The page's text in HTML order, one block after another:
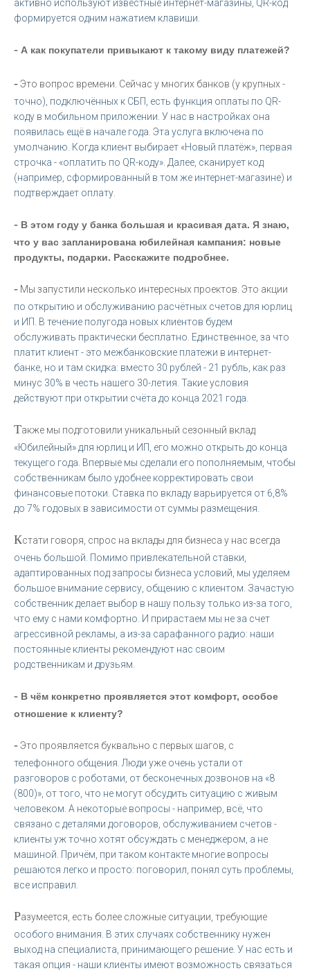
активно используют известные интернет-магазины, QR-код
формируется одним нажатием клавиши.
- А как покупатели привыкают к такому виду платежей?
-Это вопрос времени. Сейчас у многих банков (у крупных -
точно), подключённых к СБП, есть функция оплаты по QR-
коду в мобильном приложении. У нас в настройках она
появилась ещё в начале года. Эта услуга включена по
умолчанию. Когда клиент выбирает «Новый платёж», первая
строчка - «оплатить по QR-коду». Далее, сканирует код
(например, сформированный в том же интернет-магазине) и
подтверждает оплату.
- В этом году у банка большая и красивая дата. Я знаю,
что у вас запланирована юбилейная кампания: новые
продукты, подарки. Расскажите подробнее.
- Мы запустили несколько интересных проектов. Это акции
по открытию и обслуживанию расчётных счетов для юрлиц
и ИП. В течение полугода новых клиентов будем
обслуживать практически бесплатно. Единственное, за что
платит клиент - это межбанковские платежи в интернет-
банке, но и там скидка: вместо 30 рублей - 21 рубль, как раз
минус 30% в честь нашего 30-летия. Такие условия
действуют при открытии счёта до конца 2021 года.
Также мы подготовили уникальный сезонный вклад
«Юбилейный» для юрлиц и ИП, его можно открыть до конца
текущего года. Впервые мы сделали его пополняемым, чтобы
собственникам было удобнее корректировать свои
финансовые потоки. Ставка по вкладу варьируется от 6,8%
до 7% годовых в зависимости от суммы размещения.
Кстати говоря, спрос на вклады для бизнеса у нас всегда
очень большой. Помимо привлекательной ставки,
адаптированных под запросы бизнеса условий, мы уделяем
большое внимание сервису, общению с клиентом. Зачастую
собственник делает выбор в нашу пользу только из-за того,
что ему с нами комфортно. И прирастаем мы не за счет
агрессивной рекламы, а из-за сарафанного радио: наши
постоянные клиенты рекомендуют нас своим
родственникам и друзьям.
- В чём конкретно проявляется этот комфорт, особое
отношение к клиенту?
-Это проявляется буквально с первых шагов, с
телефонного общения. Люди уже очень устали от
разговоров с роботами, от бесконечных дозвонов на «8
(800)», от того, что не могут обсудить ситуацию с живым
человеком. А некоторые вопросы - например, всё, что
связано с деталями договоров, обслуживанием счетов -
клиенты уж точно хотят обсуждать с менеджером, а не
машиной. Причём, при таком контакте многие вопросы
решаются легко и просто: поговорил, понял суть проблемы,
все исправил.
Разумеется, есть более сложные ситуации, требующие
особого внимания. В этих случаях собственнику нужен
выход на специалиста, принимающего решение. У нас есть и
такая опция - наши клиенты имеют возможность связаться